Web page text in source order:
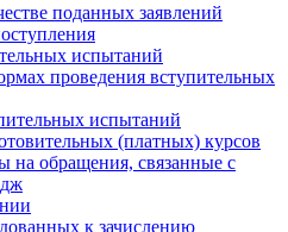
поданных заявлений
испытаний
проведения вступительных
испытаний
(платных) курсов
на обращения, связанные с
к зачислению